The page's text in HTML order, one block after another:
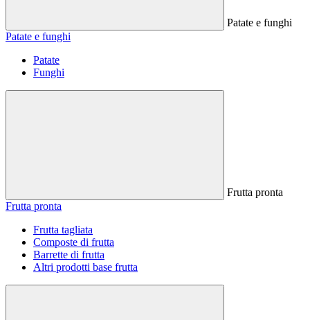
Patate e funghi
Patate e funghi
Patate
Funghi
Frutta pronta
Frutta pronta
Frutta tagliata
Composte di frutta
Barrette di frutta
Altri prodotti base frutta